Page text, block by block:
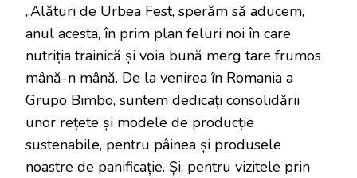
„Alături de Urbea Fest, sperăm să aducem,
anul acesta, în prim plan feluri noi în care
nutriția trainică și voia bună merg tare frumos
mână-n mână. De la venirea în Romania a
Grupo Bimbo, suntem dedicați consolidării
unor rețete și modele de producție
sustenabile, pentru pâinea și produsele
noastre de panificație. Și, pentru vizitele prin